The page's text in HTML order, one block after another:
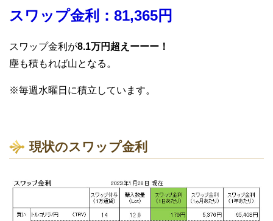
スワップ金利：81,365円
スワップ金利が8.1万円超えーーー！
塵も積もれば山となる。
※毎週水曜日に積立しています。
現状のスワップ金利